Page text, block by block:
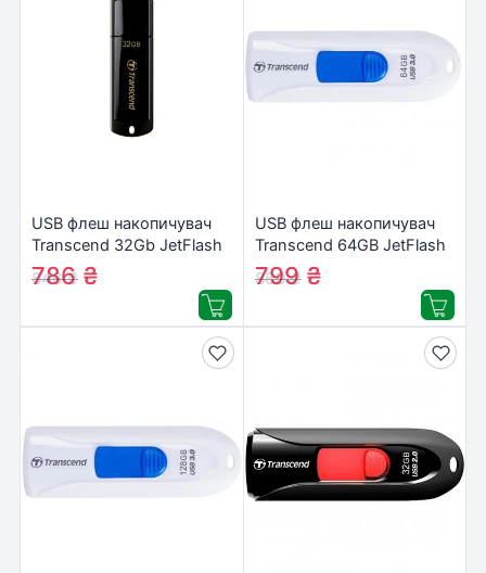
USB флеш накопичувач
Transcend 32Gb JetFlash
350 (TS32GJF350)
846₴
786₴
USB флеш накопичувач
Transcend 64GB JetFlash
790 USB 3.0
(TS64GJF790W)
869₴
799₴